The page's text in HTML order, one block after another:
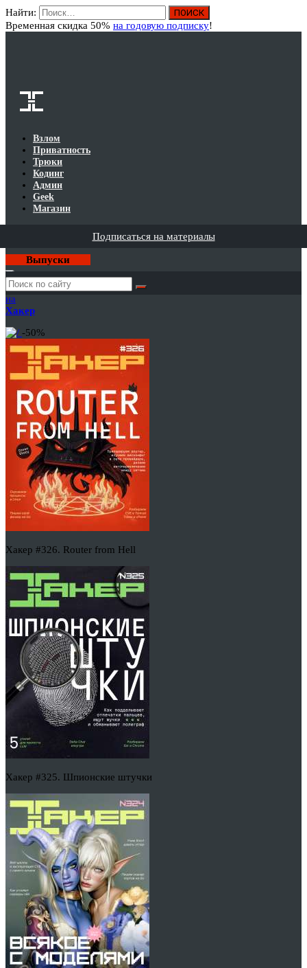
Найти:
Временная скидка 50% на годовую подписку!
Взлом
Приватность
Трюки
Кодинг
Админ
Geek
Магазин
Подписаться на материалы
Выпуски
Годовая
подписка
на
Хакер
-50%
Хакер #326. Router from Hell
Хакер #325. Шпионские штучки